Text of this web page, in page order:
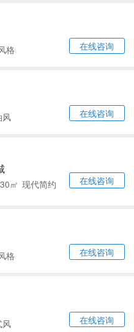
在线咨询
㎡ 在线咨询
在线咨询
格 在线咨询
在线咨询